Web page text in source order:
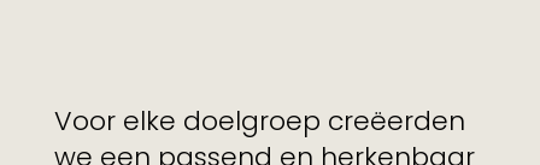
Voor elke doelgroep creëerden
we een passend en herkenbaar